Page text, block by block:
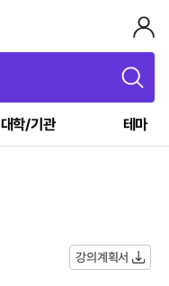
대학/기관 테마
강의계획서